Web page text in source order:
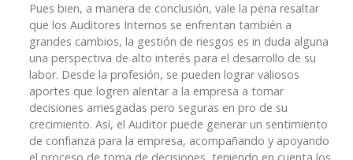
Pues bien, a manera de conclusión, vale la pena resaltar
que los Auditores Internos se enfrentan también a
grandes cambios, la gestión de riesgos es in duda alguna
una perspectiva de alto interés para el desarrollo de su
labor. Desde la profesión, se pueden lograr valiosos
aportes que logren alentar a la empresa a tomar
decisiones arriesgadas pero seguras en pro de su
crecimiento. Así, el Auditor puede generar un sentimiento
de confianza para la empresa, acompañando y apoyando